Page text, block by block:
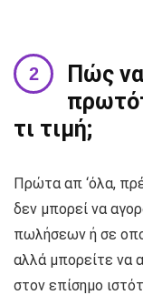
Πώς
τι τιμή;
Πρώτα απ ‘όλα,
δεν μπορεί να
πωλήσεων ή σε
αλλά μπορείτε να
στον επίσημο